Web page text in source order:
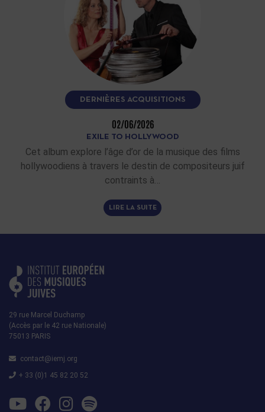
DERNIÈRES ACQUISITIONS
02/06/2026
EXILE TO HOLLYWOOD
Cet album explore l’âge d’or de la musique des films
hollywoodiens à travers le destin de compositeurs juif
contraints à…
LIRE LA SUITE
29 rue Marcel Duchamp
(Accès par le 42 rue Nationale)
75013 PARIS
contact@iemj.org
+ 33 (0)1 45 82 20 52